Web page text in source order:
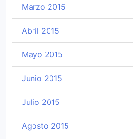
Marzo 2015
Abril 2015
Mayo 2015
Junio 2015
Julio 2015
Agosto 2015